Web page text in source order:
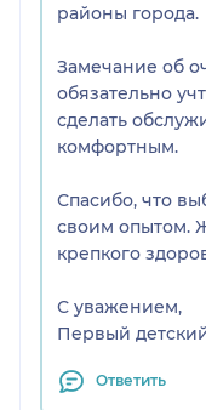
районы города.
Замечание об
обязательно
сделать
комфортным.
Спасибо, что
своим опытом.
крепкого
С уважением,
Первый
Ответить